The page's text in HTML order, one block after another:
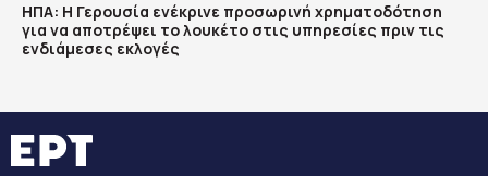
ΗΠΑ: Η Γερουσία ενέκρινε προσωρινή χρηματοδότηση
για να αποτρέψει το λουκέτο στις υπηρεσίες πριν τις
ενδιάμεσες εκλογές